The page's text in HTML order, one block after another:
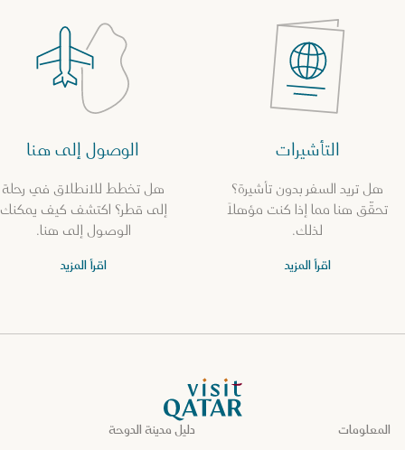
التأشيرات
هل تريد السفر بدون تأشيرة؟
تحقّق هنا مما إذا كنت مؤهلاً
لذلك.
اقرأ المزيد
الوصول إلى هنا
هل تخطط للانطلاق في رحلة
إلى قطر؟ اكتشف كيف يمكنك
الوصول إلى هنا.
اقرأ المزيد
الصفحة الرئيسية لموقع VisitQatar
دليل مدينة الدوحة المعلومات